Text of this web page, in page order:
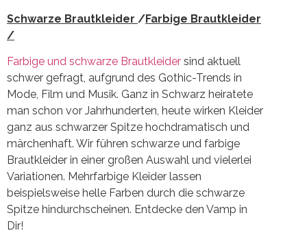
Schwarze Brautkleider /Farbige Brautkleider
/
Farbige und schwarze Brautkleider sind aktuell
schwer gefragt, aufgrund des Gothic-Trends in
Mode, Film und Musik. Ganz in Schwarz heiratete
man schon vor Jahrhunderten, heute wirken Kleider
ganz aus schwarzer Spitze hochdramatisch und
märchenhaft. Wir führen schwarze und farbige
Brautkleider in einer großen Auswahl und vielerlei
Variationen. Mehrfarbige Kleider lassen
beispielsweise helle Farben durch die schwarze
Spitze hindurchscheinen. Entdecke den Vamp in
Dir!